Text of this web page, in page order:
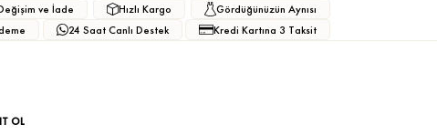
ve İade Hızlı Kargo
Gördüğünüzün Aynısı
24 Saat Canlı Destek Kredi Kartına 3 Taksit
OL